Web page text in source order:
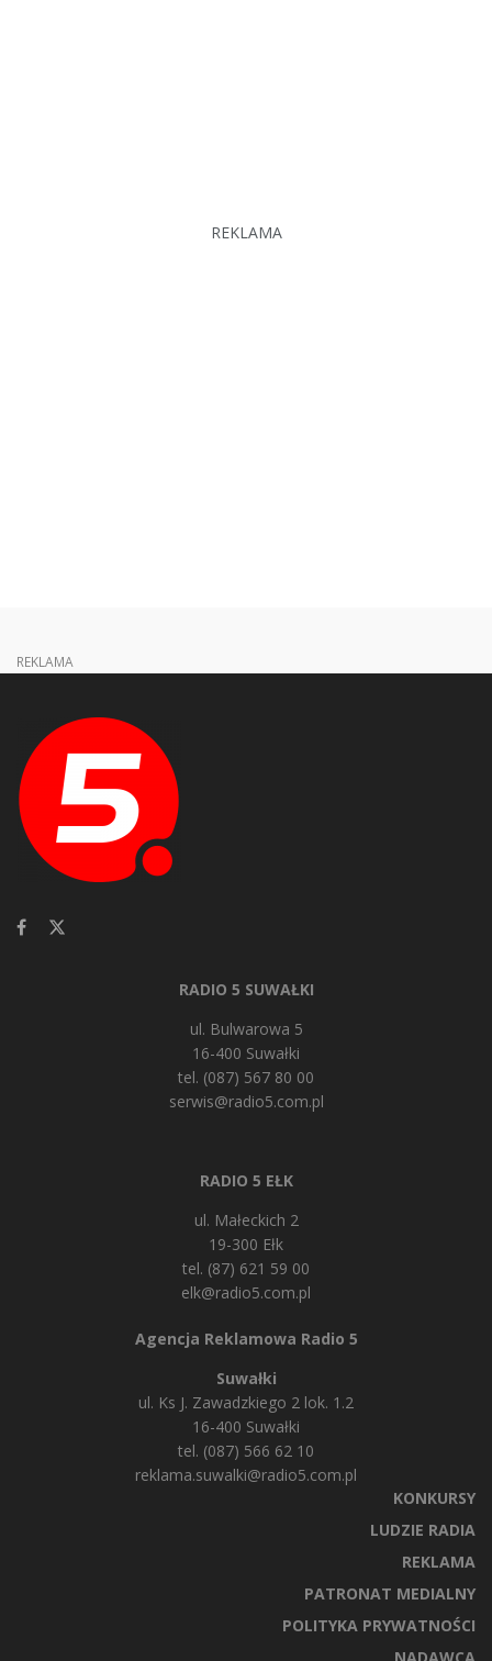
REKLAMA
REKLAMA
RADIO 5 SUWAŁKI
ul. Bulwarowa 5
16-400 Suwałki
tel. (087) 567 80 00
serwis@radio5.com.pl
RADIO 5 EŁK
ul. Małeckich 2
19-300 Ełk
tel. (87) 621 59 00
elk@radio5.com.pl
Agencja Reklamowa Radio 5
Suwałki
ul. Ks J. Zawadzkiego 2 lok. 1.2
16-400 Suwałki
tel. (087) 566 62 10
reklama.suwalki@radio5.com.pl
KONKURSY
LUDZIE RADIA
REKLAMA
PATRONAT MEDIALNY
POLITYKA PRYWATNOŚCI